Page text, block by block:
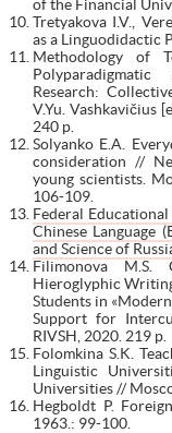
of the Financial
Tretyakova I.V.,
as a Linguodidactic
Methodology of
Research:
V.Yu. Vashkavičius
240 p.
Solyanko E.A.
consideration //
young scientists.
106-109.
Federal
Chinese Language
and Science of
Filimonova M.S.
Hieroglyphic
Students in
Support for
RIVSH, 2020. 219 p.
Folomkina S.K.
Linguistic
Universities //
Hegboldt P.
1963.: 99-100.